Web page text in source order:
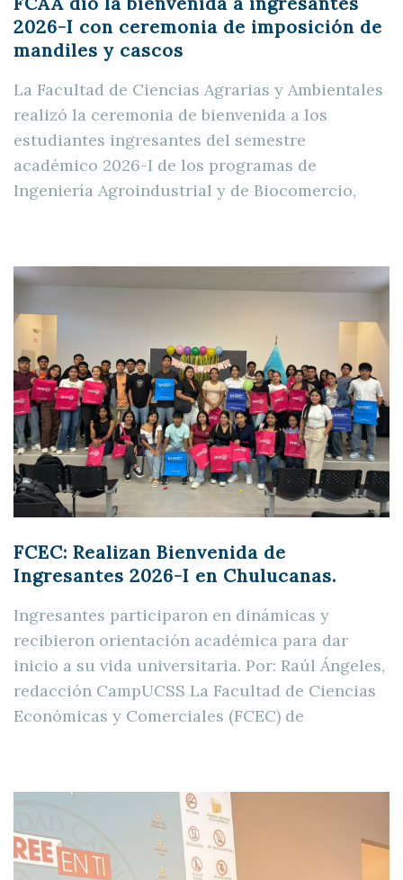
2026-I con ceremonia de imposición de
mandiles y cascos
La Facultad de Ciencias Agrarias y Ambientales
realizó la ceremonia de bienvenida a los
estudiantes ingresantes del semestre
académico 2026-I de los programas de
Ingeniería Agroindustrial y de Biocomercio,
FCEC: Realizan Bienvenida de
Ingresantes 2026-I en Chulucanas.
Ingresantes participaron en dinámicas y
recibieron orientación académica para dar
inicio a su vida universitaria. Por: Raúl Ángeles,
redacción CampUCSS La Facultad de Ciencias
Económicas y Comerciales (FCEC) de